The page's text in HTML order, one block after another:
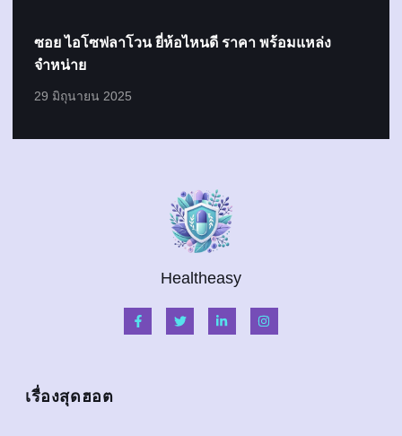
ซอย ไอโซฟลาโวน ยี่ห้อไหนดี ราคา พร้อมแหล่ง
จำหน่าย
29 มิถุนายน 2025
Healtheasy
เรื่องสุดฮอต